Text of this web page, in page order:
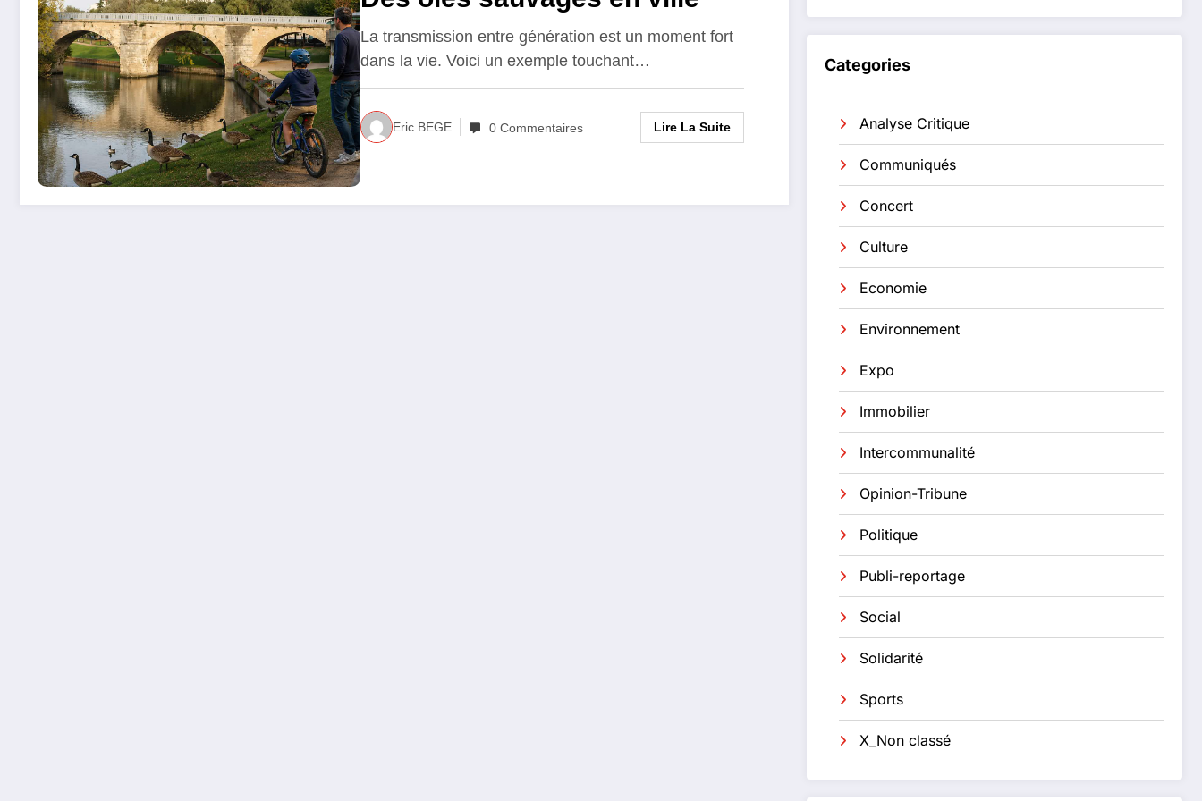
La transmission entre génération est un moment fort
dans la vie. Voici un exemple touchant…
Eric BEGE 0 Commentaires Lire La Suite
Categories
Analyse Critique
Communiqués
Concert
Culture
Economie
Environnement
Expo
Immobilier
Intercommunalité
Opinion-Tribune
Politique
Publi-reportage
Social
Solidarité
Sports
X_Non classé